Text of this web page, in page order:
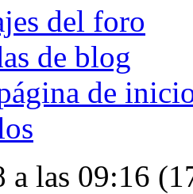
del foro
de blog
de
a las 09:16